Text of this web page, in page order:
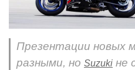
Презентации новых
разными, но Suzuki не